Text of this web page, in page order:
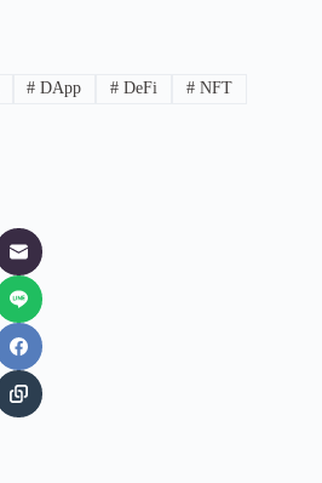
# DApp # DeFi # NFT